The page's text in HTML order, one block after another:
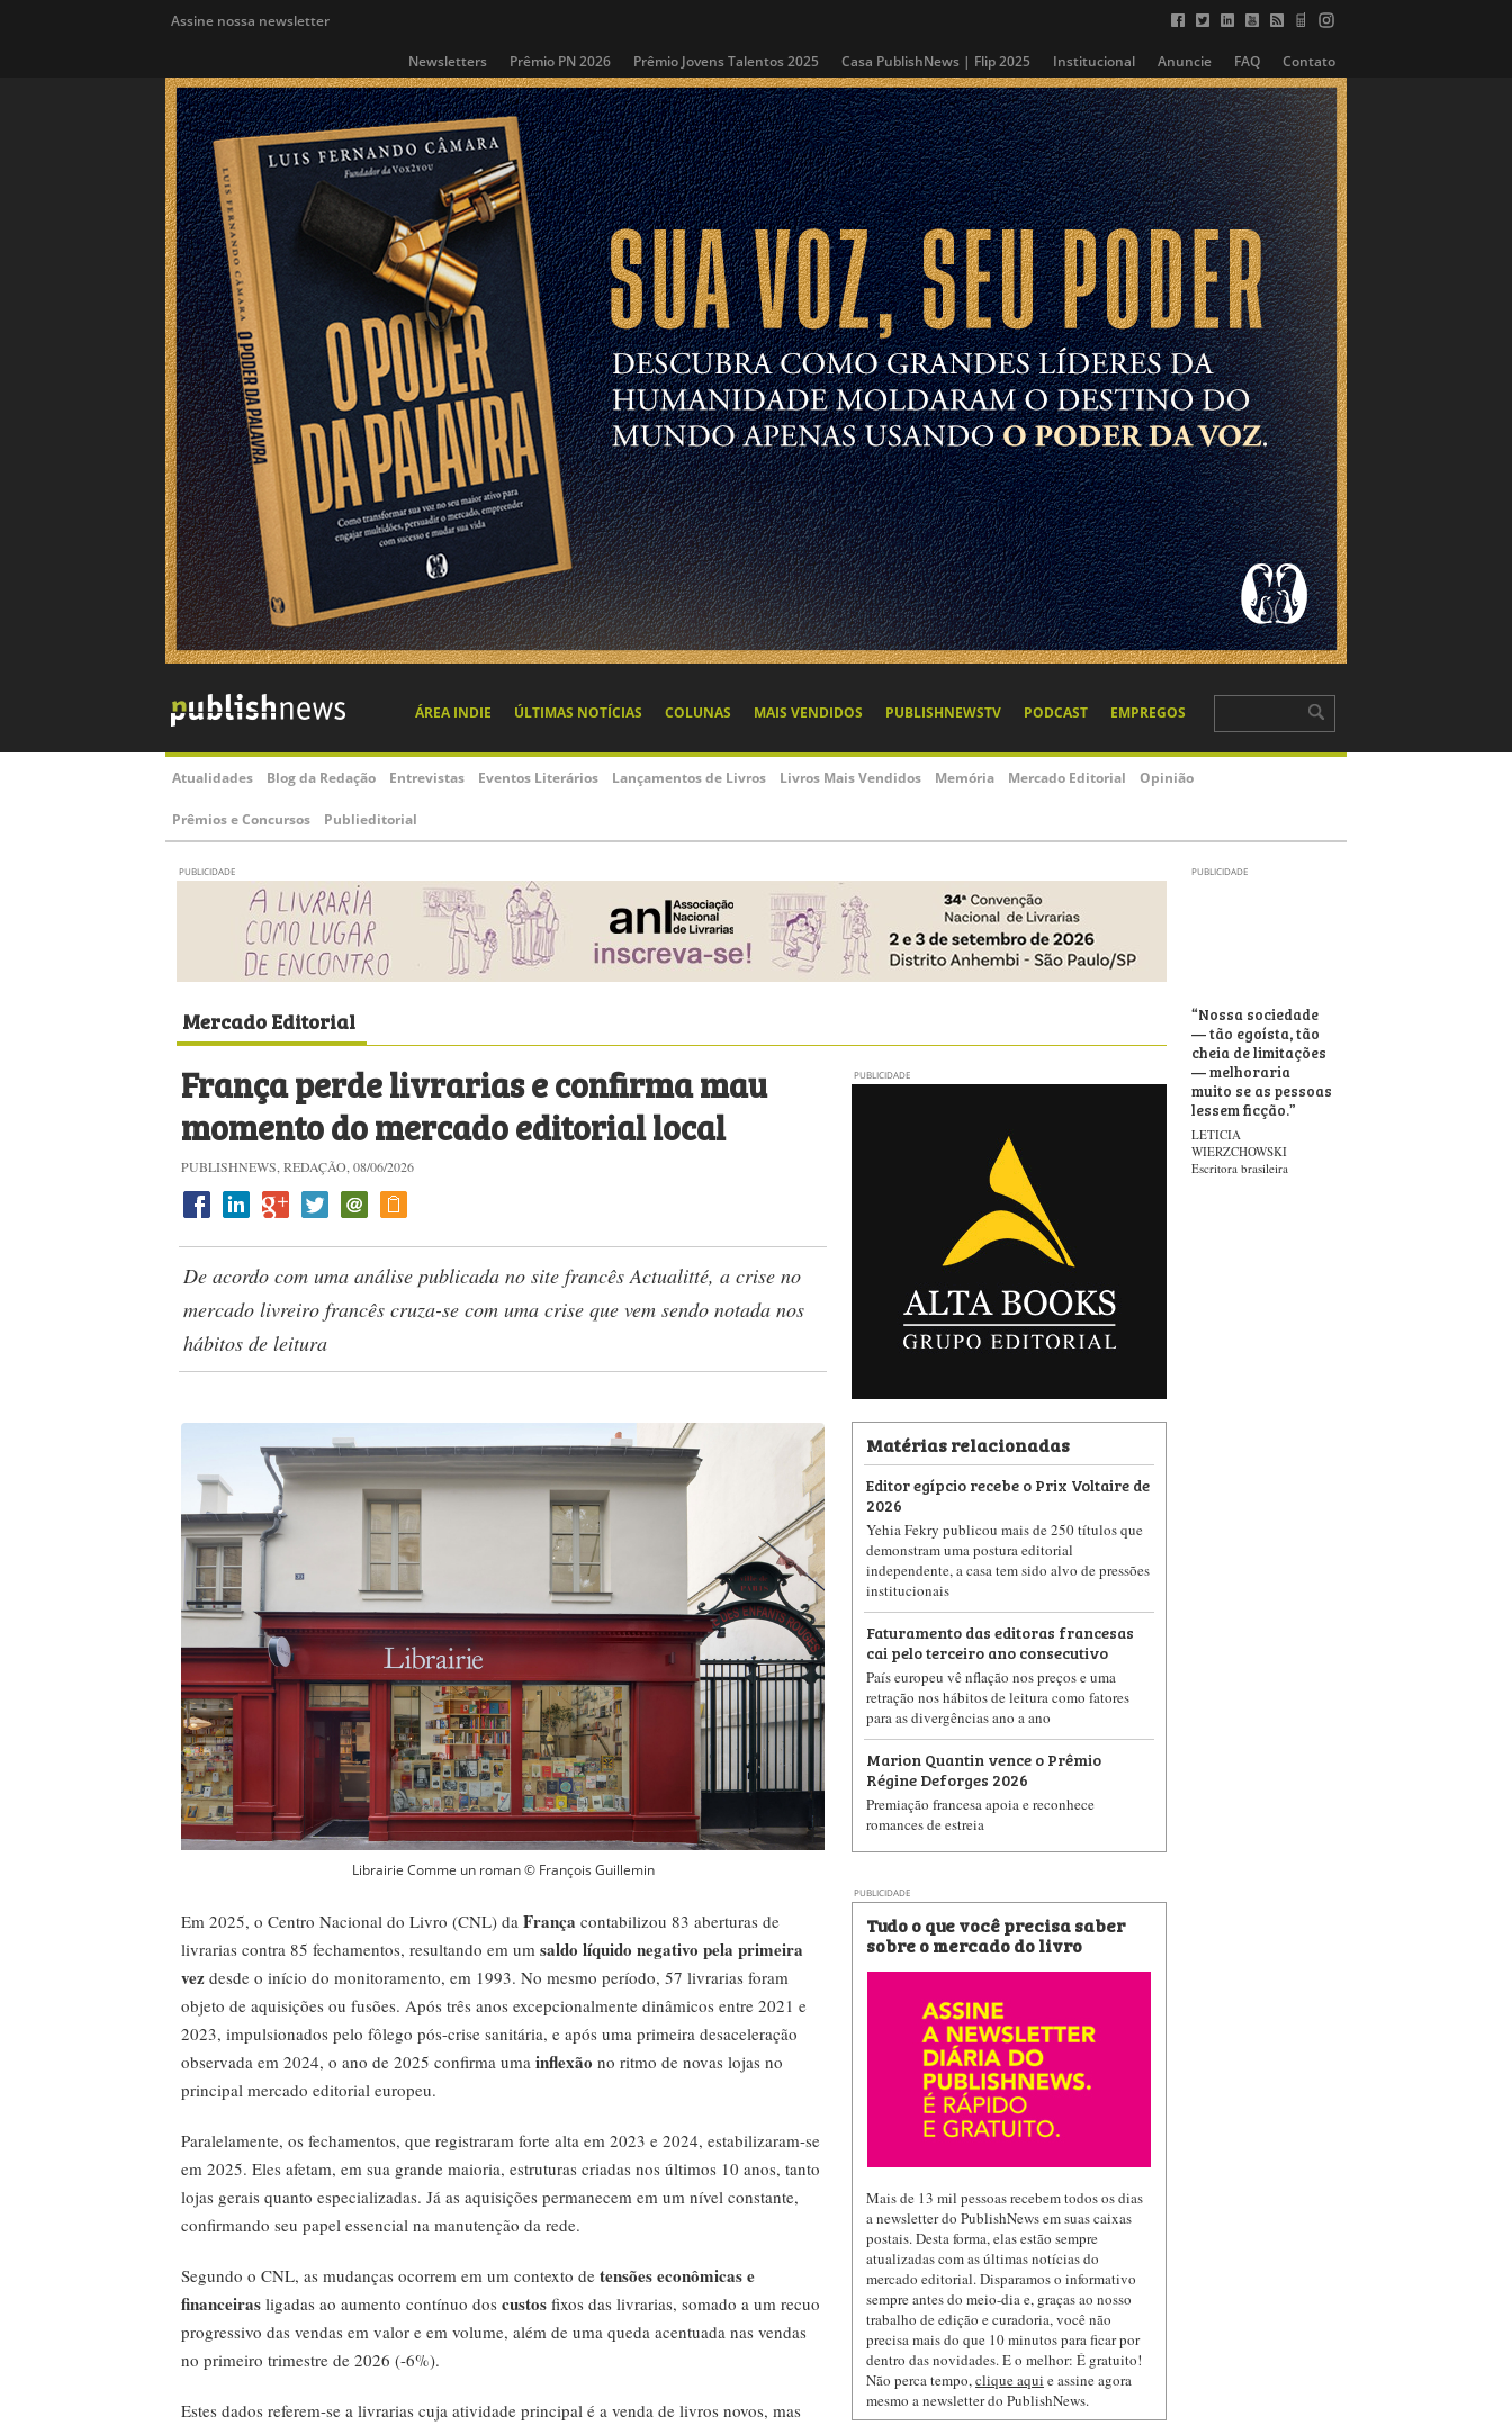
Assine nossa newsletter
Newsletters Prêmio PN 2026 Prêmio Jovens Talentos 2025 Casa PublishNews | Flip 2025 Institucional Anuncie FAQ Contato
ÁREA INDIE ÚLTIMAS NOTÍCIAS COLUNAS MAIS VENDIDOS PUBLISHNEWSTV PODCAST EMPREGOS
Atualidades Blog da Redação Entrevistas Eventos Literários Lançamentos de Livros Livros Mais Vendidos Memória Mercado Editorial Opinião
Prêmios e Concursos Publieditorial
PUBLICIDADE PUBLICIDADE
Mercado Editorial
França perde livrarias e confirma mau
momento do mercado editorial local
PUBLISHNEWS, REDAÇÃO, 08/06/2026
De acordo com uma análise publicada no site francês Actualitté, a crise no
mercado livreiro francês cruza-se com uma crise que vem sendo notada nos
hábitos de leitura
Librairie Comme un roman © François Guillemin
Em 2025, o Centro Nacional do Livro (CNL) da França contabilizou 83 aberturas de
livrarias contra 85 fechamentos, resultando em um saldo líquido negativo pela primeira
vez desde o início do monitoramento, em 1993. No mesmo período, 57 livrarias foram
objeto de aquisições ou fusões. Após três anos excepcionalmente dinâmicos entre 2021 e
2023, impulsionados pelo fôlego pós-crise sanitária, e após uma primeira desaceleração
observada em 2024, o ano de 2025 confirma uma inflexão no ritmo de novas lojas no
principal mercado editorial europeu.
Paralelamente, os fechamentos, que registraram forte alta em 2023 e 2024, estabilizaram-se
em 2025. Eles afetam, em sua grande maioria, estruturas criadas nos últimos 10 anos, tanto
lojas gerais quanto especializadas. Já as aquisições permanecem em um nível constante,
confirmando seu papel essencial na manutenção da rede.
Segundo o CNL, as mudanças ocorrem em um contexto de tensões econômicas e
financeiras ligadas ao aumento contínuo dos custos fixos das livrarias, somado a um recuo
progressivo das vendas em valor e em volume, além de uma queda acentuada nas vendas
no primeiro trimestre de 2026 (-6%).
Estes dados referem-se a livrarias cuja atividade principal é a venda de livros novos, mas
PUBLICIDADE
Matérias relacionadas
Editor egípcio recebe o Prix Voltaire de
2026
Yehia Fekry publicou mais de 250 títulos que
demonstram uma postura editorial
independente, a casa tem sido alvo de pressões
institucionais
Faturamento das editoras francesas
cai pelo terceiro ano consecutivo
País europeu vê nflação nos preços e uma
retração nos hábitos de leitura como fatores
para as divergências ano a ano
Marion Quantin vence o Prêmio
Régine Deforges 2026
Premiação francesa apoia e reconhece
romances de estreia
PUBLICIDADE
Tudo o que você precisa saber
sobre o mercado do livro
Mais de 13 mil pessoas recebem todos os dias
a newsletter do PublishNews em suas caixas
postais. Desta forma, elas estão sempre
atualizadas com as últimas notícias do
mercado editorial. Disparamos o informativo
sempre antes do meio-dia e, graças ao nosso
trabalho de edição e curadoria, você não
precisa mais do que 10 minutos para ficar por
dentro das novidades. E o melhor: É gratuito!
Não perca tempo,clique aqui e assine agora
mesmo a newsletter do PublishNews.
“Nossa sociedade
— tão egoísta, tão
cheia de limitações
— melhoraria
muito se as pessoas
lessem ficção.”
LETICIA
WIERZCHOWSKI
Escritora brasileira